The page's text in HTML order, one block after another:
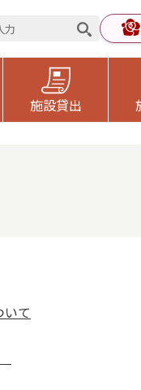
施設貸出
て